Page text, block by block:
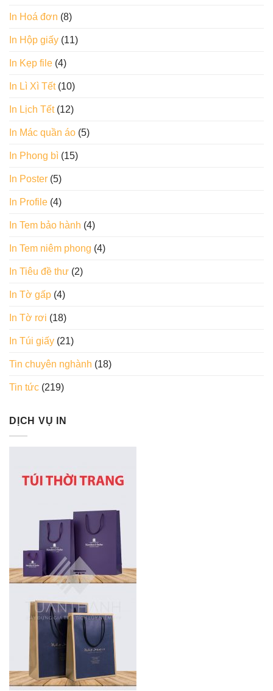
In Hoá đơn (8)
In Hộp giấy (11)
In Kẹp file (4)
In Lì Xì Tết(10)
In Lịch Tết(12)
In Mác quần áo (5)
In Phong bì (15)
In Poster (5)
In Profile (4)
In Tem bảo hành (4)
In Tem niêm phong (4)
In Tiêu đề thư (2)
In Tờ gấp (4)
In Tờ rơi (18)
In Túi giấy (21)
Tin chuyên nghành (18)
Tin tức (219)
DỊCH VỤ IN